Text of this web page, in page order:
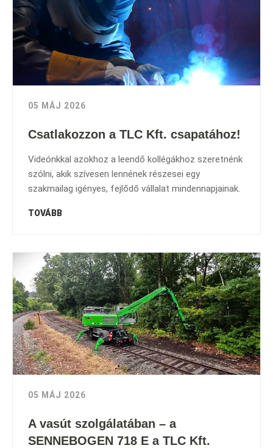
05 MÁJ 2026
Csatlakozzon a TLC Kft. csapatához!
Videónkkal azokhoz a leendő kollégákhoz szeretnénk
szólni, akik szívesen lennének részesei egy
szakmailag igényes, fejlődő vállalat mindennapjainak.
TOVÁBB
05 MÁJ 2026
A vasút szolgálatában – a
SENNEBOGEN 718 E a TLC Kft.